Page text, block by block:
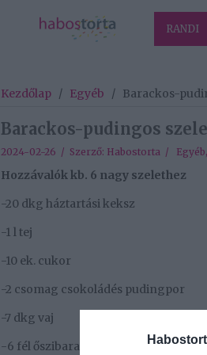
RANDI
Kezdőlap / Egyéb / Barackos-
Barackos-pudingos
2024-02-26 / Szerző: Habostorta / Egyéb,
Hozzávalók kb. 6 nagy szelethez
-20 dkg háztartási keksz
-1 l tej
-10 ek. cukor
-2 csomag csokoládés pudingpor
-7 dkg vaj
-6 fél őszibarack (befőtt)